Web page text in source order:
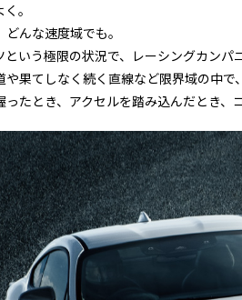
。
んな速度域でも。
いう極限の状況で、レーシングカンパ
果てしなく続く直線など限界域の中で
ったとき、アクセルを踏み込んだとき